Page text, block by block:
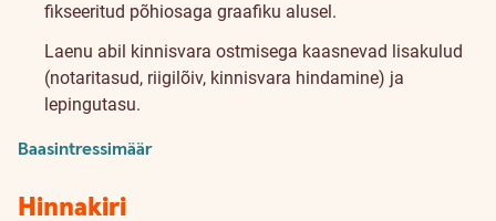
fikseeritud põhiosaga graafiku alusel.
Laenu abil kinnisvara ostmisega kaasnevad lisakulud
(notaritasud, riigilõiv, kinnisvara hindamine) ja
lepingutasu.
Baasintressimäär
Hinnakiri